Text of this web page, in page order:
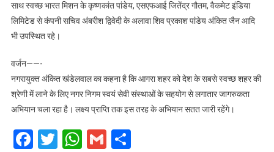
साथ स्वच्छ भारत मिशन के कृष्णकांत पांडेय, एसएफआई जितेंद्र गौतम, वैकमेट इंडिया
लिमिटेड से कंपनी सचिव अंबरीश द्विवेदी के अलावा शिव प्रकाश पांडेय अंकित जैन आदि
भी उपस्थित रहे।
वर्जन——-
नगरायुक्त अंकित खंडेलवाल का कहना है कि आगरा शहर को देश के सबसे स्वच्छ शहर की
श्रेणी में लाने के लिए नगर निगम स्वयं सेवी संस्थाओं के सहयोग से लगातार जागरुकता
अभियान चला रहा है। लक्ष्य प्राप्ति तक इस तरह के अभियान सतत जारी रहेंगे।
Facebook
Twitter
WhatsApp
GmailShare